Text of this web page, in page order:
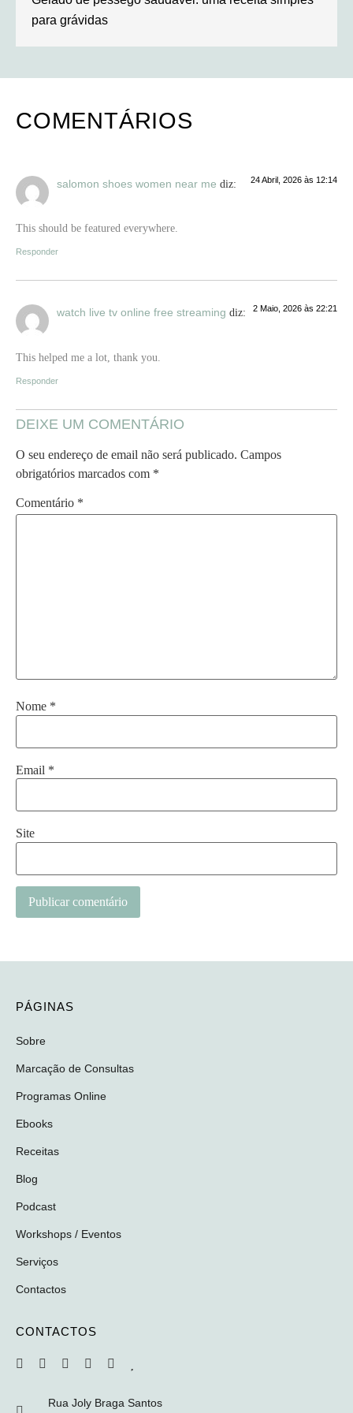
para grávidas
COMENTÁRIOS
salomon shoes women near me diz: 24 Abril, 2026 às 12:14
This should be featured everywhere.
Responder
watch live tv online free streaming diz: 2 Maio, 2026 às 22:21
This helped me a lot, thank you.
Responder
DEIXE UM COMENTÁRIO
O seu endereço de email não será publicado. Campos
obrigatórios marcados com *
Comentário *
Nome *
Email *
Site
PÁGINAS
Sobre
Marcação de Consultas
Programas Online
Ebooks
Receitas
Blog
Podcast
Workshops / Eventos
Serviços
Contactos
CONTACTOS
Rua Joly Braga Santos